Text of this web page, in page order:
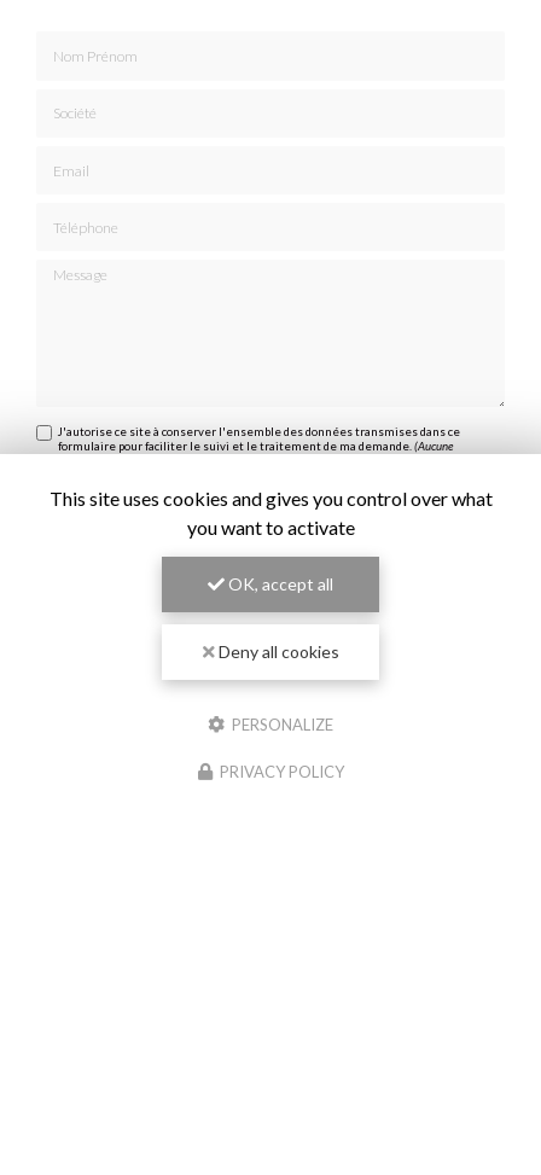
Message
J'autorise ce site à conserver l'ensemble des données transmises dans ce
formulaire pour faciliter le suivi et le traitement de ma demande.(Aucune
This site uses cookies and gives you control over what
you want to activate
OK, accept all
Deny all cookies
PERSONALIZE
PRIVACY POLICY